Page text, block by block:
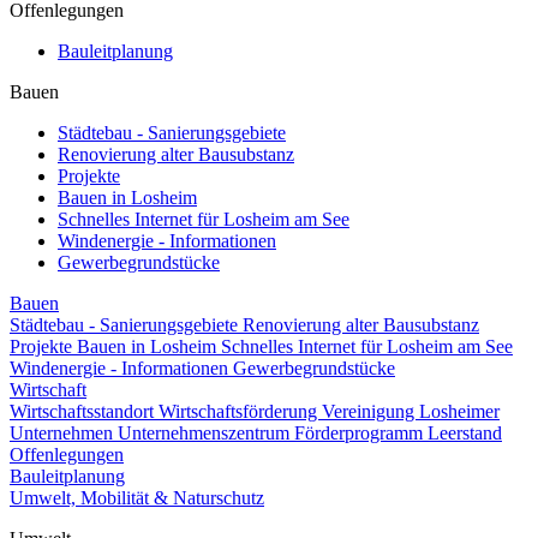
Offenlegungen
Bauleitplanung
Bauen
Städtebau - Sanierungsgebiete
Renovierung alter Bausubstanz
Projekte
Bauen in Losheim
Schnelles Internet für Losheim am See
Windenergie - Informationen
Gewerbegrundstücke
Bauen
Städtebau - Sanierungsgebiete Renovierung alter Bausubstanz
Projekte Bauen in Losheim Schnelles Internet für Losheim am See
Windenergie - Informationen Gewerbegrundstücke
Wirtschaft
Wirtschaftsstandort Wirtschaftsförderung Vereinigung Losheimer
Unternehmen Unternehmenszentrum Förderprogramm Leerstand
Offenlegungen
Bauleitplanung
Umwelt, Mobilität & Naturschutz